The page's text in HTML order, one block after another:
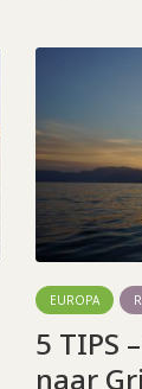
EUROPA
5 TIPS
naar